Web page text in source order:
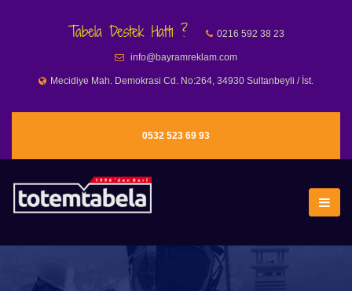
Tabela Destek Hattı ? 0216 592 38 23
info@bayramreklam.com
Mecidiye Mah. Demokrasi Cd. No:264, 34930 Sultanbeyli / İst.
0532 523 69 93